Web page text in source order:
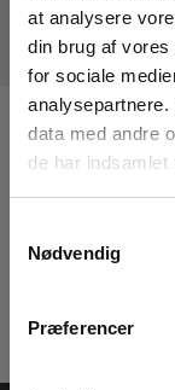
at analysere
din brug af
for sociale
data med andre
de har indsamlet
Nødvendig
Præferencer
Tilmeld dig
Hold dig
Læs mere i vores
nyhedsbrevet når som